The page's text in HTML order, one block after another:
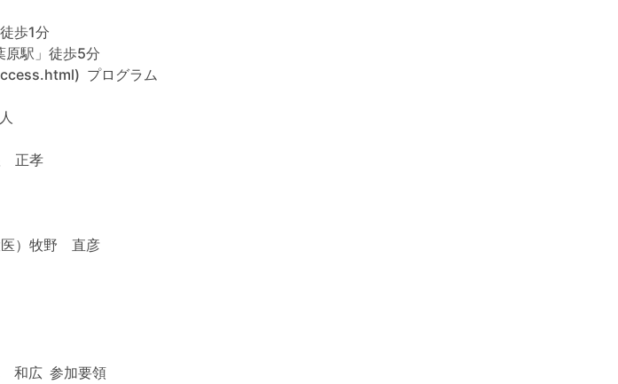
歩1分
駅」徒歩5分
プログラム
正孝
医）牧野 直彦
和広 参加要領